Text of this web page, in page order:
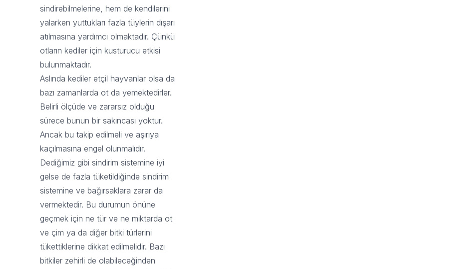
sindirebilmelerine, hem de kendilerini
yalarken yuttukları fazla tüylerin dışarı
atılmasına yardımcı olmaktadır. Çünkü
otların kediler için kusturucu etkisi
bulunmaktadır.
Aslında kediler etçil hayvanlar olsa da
bazı zamanlarda ot da yemektedirler.
Belirli ölçüde ve zararsız olduğu
sürece bunun bir sakıncası yoktur.
Ancak bu takip edilmeli ve aşırıya
kaçılmasına engel olunmalıdır.
Dediğimiz gibi sindirim sistemine iyi
gelse de fazla tüketildiğinde sindirim
sistemine ve bağırsaklara zarar da
vermektedir. Bu durumun önüne
geçmek için ne tür ve ne miktarda ot
ve çim ya da diğer bitki türlerini
tükettiklerine dikkat edilmelidir. Bazı
bitkiler zehirli de olabileceğinden